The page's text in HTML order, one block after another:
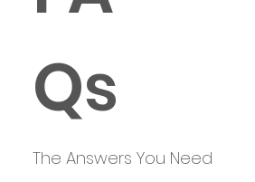
Qs
The Answers You Need